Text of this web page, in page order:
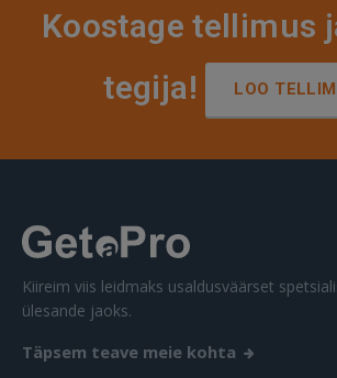
Koostage tellimus
tegija!
LOO
Kiireim viis leidmaks usaldusväärset
ülesande jaoks.
Täpsem teave meie kohta